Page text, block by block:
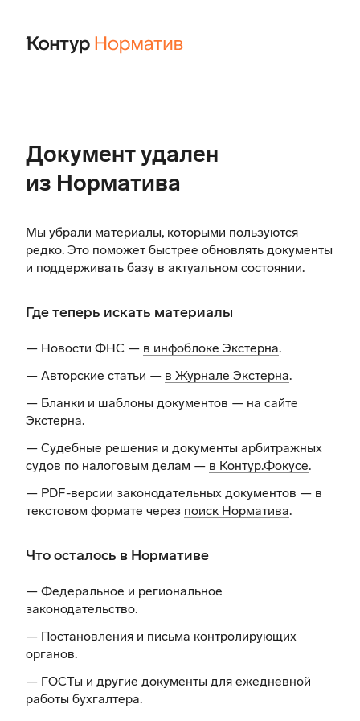
Документ удален
из Норматива
Мы убрали материалы, которыми пользуются
редко. Это поможет быстрее обновлять документы
и поддерживать базу в актуальном состоянии.
Где теперь искать материалы
— Новости ФНС — в инфоблоке Экстерна.
— Авторские статьи — в Журнале Экстерна.
— Бланки и шаблоны документов — на сайте
Экстерна.
— Судебные решения и документы арбитражных
судов по налоговым делам — в Контур.Фокусе.
— PDF-версии законодательных документов — в
текстовом формате через поиск Норматива.
Что осталось в Нормативе
— Федеральное и региональное
законодательство.
— Постановления и письма контролирующих
органов.
— ГОСТы и другие документы для ежедневной
работы бухгалтера.